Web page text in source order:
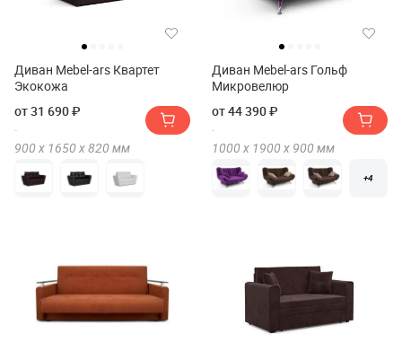
Диван Mebel-ars Квартет
Экокожа
от 31 690 ₽
900 х 1650 х820 мм
Диван Mebel-ars Гольф
Микровелюр
от 44 390 ₽
1000 х 1900 х 900 мм
+4